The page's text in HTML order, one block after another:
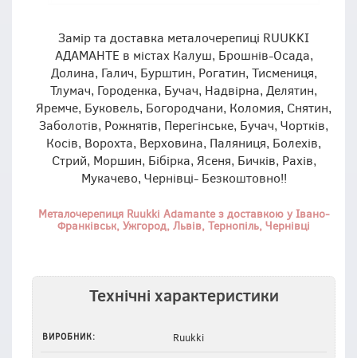
Замір та доставка металочерепиці RUUKKI
АДАМАНТЕ в містах Калуш, Брошнів-Осада,
Долина, Галич, Бурштин, Рогатин, Тисмениця,
Тлумач, Городенка, Бучач, Надвірна, Делятин,
Яремче, Буковель, Богородчани, Коломия, Снятин,
Заболотів, Рожнятів, Перегінське, Бучач, Чортків,
Косів, Ворохта, Верховина, Паляниця, Болехів,
Стрий, Моршин, Бібірка, Ясеня, Бичків, Рахів,
Мукачево, Чернівці- Безкоштовно!!
Металочерепиця Ruukki Adamante з доставкою у Івано-
Франківськ, Ужгород, Львів, Тернопіль, Чернівці
Технічні характеристики
ВИРОБНИК: Ruukki